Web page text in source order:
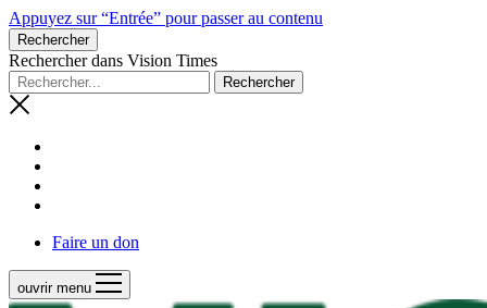
Appuyez sur “Entrée” pour passer au contenu
Rechercher
Rechercher dans Vision Times
Faire un don
ouvrir menu